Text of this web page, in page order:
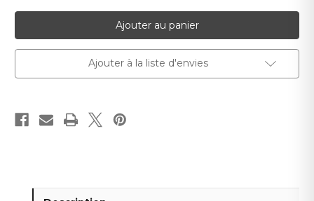
pour
Set
de
tringle
à
rideaux
S150
avec
pour
Set
de
tringle
à
rideaux
S150
avec
Ajouter à la liste d'envies